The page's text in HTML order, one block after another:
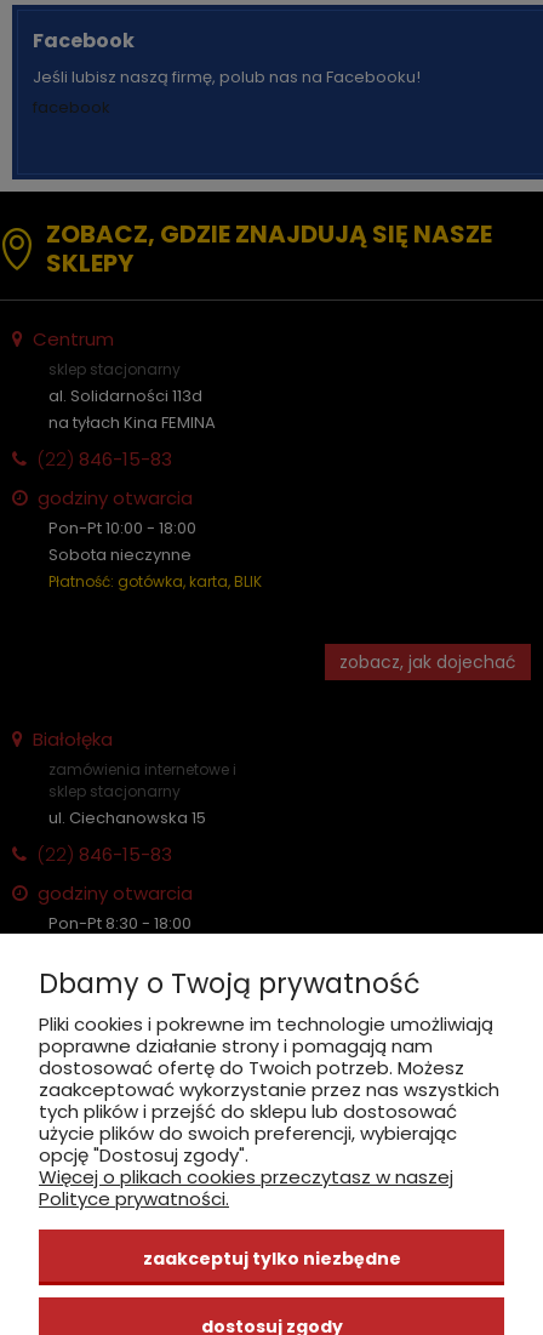
Facebook
Jeśli lubisz naszą firmę, polub nas na Facebooku!
facebook
ZOBACZ, GDZIE ZNAJDUJĄ SIĘ NASZE
SKLEPY
Centrum
sklep stacjonarny
al. Solidarności 113d
na tyłach Kina FEMINA
(22) 846-15-83
godziny otwarcia
Pon-Pt 10:00 - 18:00
Sobota nieczynne
Płatność: gotówka, karta, BLIK
zobacz, jak dojechać
Białołęka
zamówienia internetowe i
sklep stacjonarny
ul. Ciechanowska 15
(22) 846-15-83
godziny otwarcia
Pon-Pt 8:30 - 18:00
Płatność: gotówka, karta, BLIK
zobacz, jak dojechać
INFORMACJE
ZAKUPY
CENTRUM WIEDZY
Dbamy o Twoją prywatność
Pliki cookies i pokrewne im technologie umożliwiają
poprawne działanie strony i pomagają nam
dostosować ofertę do Twoich potrzeb. Możesz
zaakceptować wykorzystanie przez nas wszystkich
tych plików i przejść do sklepu lub dostosować
użycie plików do swoich preferencji, wybierając
opcję "Dostosuj zgody".
Więcej o plikach cookies przeczytasz w naszej
Polityce prywatności.
zaakceptuj tylko niezbędne
dostosuj zgody